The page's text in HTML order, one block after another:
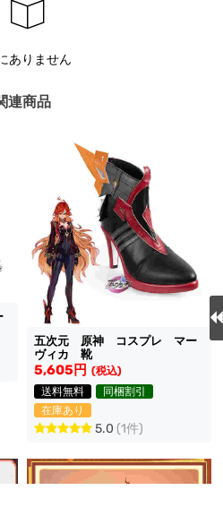
ありません
連商品
五次元 原神 コスプレ マー
ヴィカ 靴
5,605円 (税込)
送料無料
同梱割引
在庫あり
5.0 (1件)